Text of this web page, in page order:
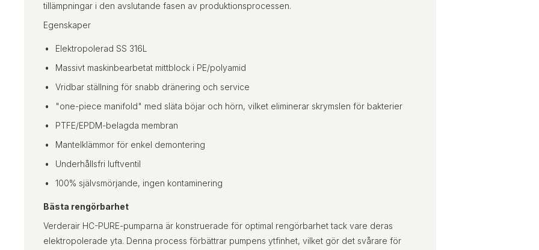
tillämpningar i den avslutande fasen av produktionsprocessen.
Egenskaper
Elektropolerad SS 316L
Massivt maskinbearbetat mittblock i PE/polyamid
Vridbar ställning för snabb dränering och service
"one-piece manifold" med släta böjar och hörn, vilket eliminerar skrymslen för bakterier
PTFE/EPDM-belagda membran
Mantelklämmor för enkel demontering
Underhållsfri luftventil
100% självsmörjande, ingen kontaminering
Bästa rengörbarhet
Verderair HC-PURE-pumparna är konstruerade för optimal rengörbarhet tack vare deras
elektropolerade yta. Denna process förbättrar pumpens ytfinhet, vilket gör det svårare för